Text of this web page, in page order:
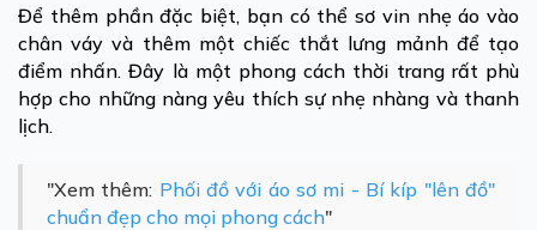
Để thêm phần đặc biệt, bạn có thể sơ vin nhẹ áo vào
chân váy và thêm một chiếc thắt lưng mảnh để tạo
điểm nhấn. Đây là một phong cách thời trang rất phù
hợp cho những nàng yêu thích sự nhẹ nhàng và thanh
lịch.
"Xem thêm: Phối đồ với áo sơ mi - Bí kíp "lên đồ"
chuẩn đẹp cho mọi phong cách"